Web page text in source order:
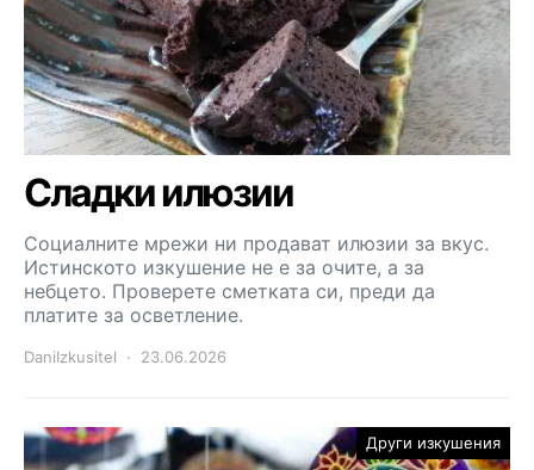
Сладки илюзии
Социалните мрежи ни продават илюзии за вкус.
Истинското изкушение не е за очите, а за
небцето. Проверете сметката си, преди да
платите за осветление.
DaniIzkusitel 23.06.2026
Други изкушения